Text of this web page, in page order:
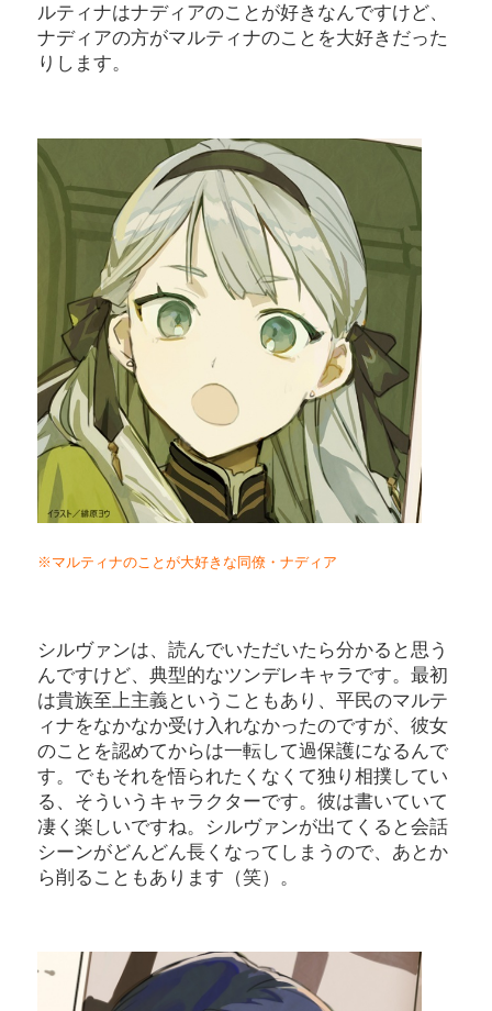
ルティナはナディアのことが好きなんですけど、
ナディアの方がマルティナのことを大好きだった
りします。
※マルティナのことが大好きな同僚・ナディア
シルヴァンは、読んでいただいたら分かると思う
んですけど、典型的なツンデレキャラです。最初
は貴族至上主義ということもあり、平民のマルテ
ィナをなかなか受け入れなかったのですが、彼女
のことを認めてからは一転して過保護になるんで
す。でもそれを悟られたくなくて独り相撲してい
る、そういうキャラクターです。彼は書いていて
凄く楽しいですね。シルヴァンが出てくると会話
シーンがどんどん長くなってしまうので、あとか
ら削ることもあります（笑）。